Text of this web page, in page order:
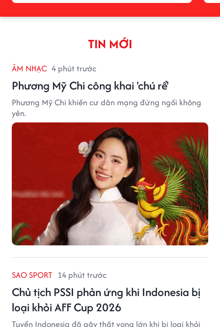
TIN MỚI
ÂM NHẠC 4 phút trước
Phương Mỹ Chi công khai 'chú rể'
Phương Mỹ Chi khiến cư dân mạng đứng ngồi không
yên.
SAO SPORT 14 phút trước
Chủ tịch PSSI phản ứng khi Indonesia bị
loại khỏi AFF Cup 2026
Tuyển Indonesia đã gây thất vọng lớn khi bị loại khỏi